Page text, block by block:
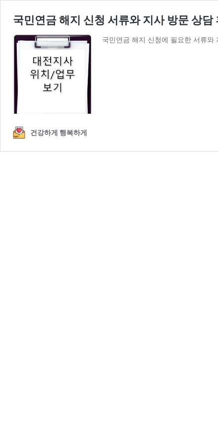
국민연금 해지 신청 서류와 지사 방문 상담
국민연금 해지 신청에 필요한 서류
건강하게 행복하게